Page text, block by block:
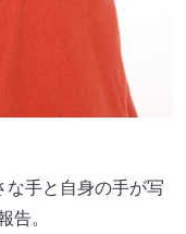
な手と自身の手が写
告。